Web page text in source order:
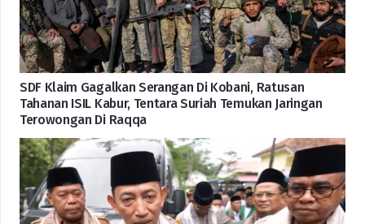
SDF Klaim Gagalkan Serangan Di Kobani, Ratusan
Tahanan ISIL Kabur, Tentara Suriah Temukan Jaringan
Terowongan Di Raqqa